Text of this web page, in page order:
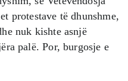
protestave të dhunshme,
nuk kishte asnjë
palë. Por, burgosje e